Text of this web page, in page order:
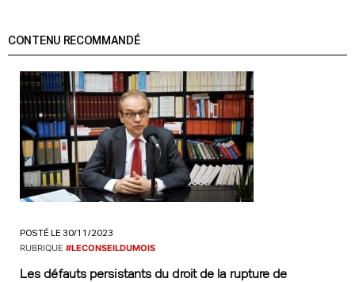
CONTENU RECOMMANDÉ
POSTÉ LE 30/11/2023
RUBRIQUE #LECONSEILDUMOIS
Les défauts persistants du droit de la rupture de